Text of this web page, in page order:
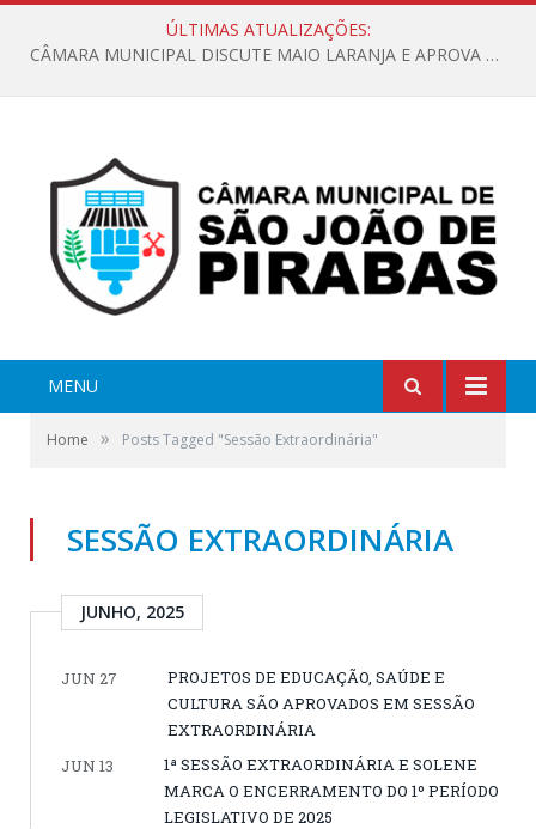
ÚLTIMAS ATUALIZAÇÕES:
CÂMARA MUNICIPAL DISCUTE MAIO LARANJA E APROVA REQUERIMENTO SOBRE SINALIZAÇÃO URBANA
MENU
Home » Posts Tagged "Sessão Extraordinária"
SESSÃO EXTRAORDINÁRIA
JUNHO, 2025
JUN 27
PROJETOS DE EDUCAÇÃO, SAÚDE E
CULTURA SÃO APROVADOS EM SESSÃO
EXTRAORDINÁRIA
JUN 13
1ª SESSÃO EXTRAORDINÁRIA E SOLENE
MARCA O ENCERRAMENTO DO 1º PERÍODO
LEGISLATIVO DE 2025